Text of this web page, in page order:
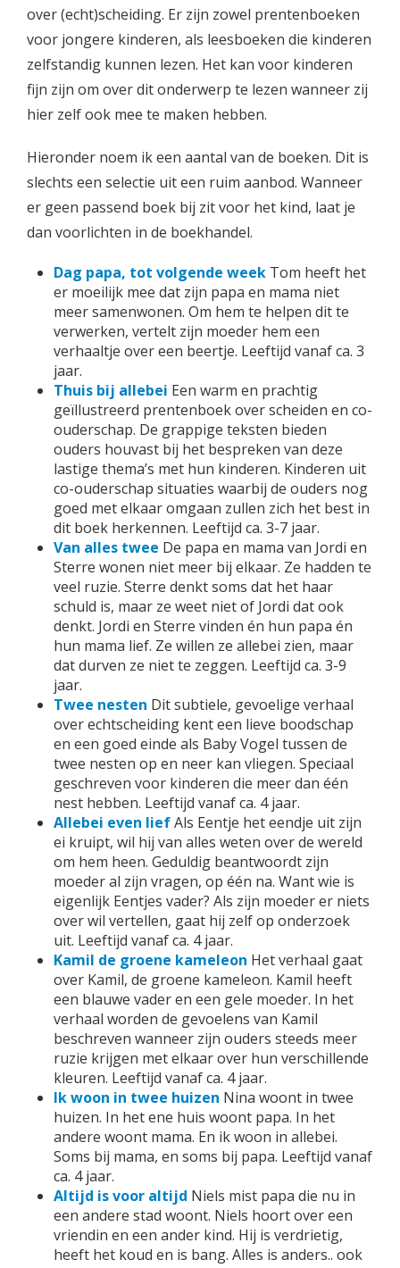
over (echt)scheiding. Er zijn zowel prentenboeken
voor jongere kinderen, als leesboeken die kinderen
zelfstandig kunnen lezen. Het kan voor kinderen
fijn zijn om over dit onderwerp te lezen wanneer zij
hier zelf ook mee te maken hebben.
Hieronder noem ik een aantal van de boeken. Dit is
slechts een selectie uit een ruim aanbod. Wanneer
er geen passend boek bij zit voor het kind, laat je
dan voorlichten in de boekhandel.
Dag papa, tot volgende week Tom heeft het
er moeilijk mee dat zijn papa en mama niet
meer samenwonen. Om hem te helpen dit te
verwerken, vertelt zijn moeder hem een
verhaaltje over een beertje. Leeftijd vanaf ca. 3
jaar.
Thuis bij allebei Een warm en prachtig
geïllustreerd prentenboek over scheiden en co-
ouderschap. De grappige teksten bieden
ouders houvast bij het bespreken van deze
lastige thema’s met hun kinderen. Kinderen uit
co-ouderschap situaties waarbij de ouders nog
goed met elkaar omgaan zullen zich het best in
dit boek herkennen. Leeftijd ca. 3-7 jaar.
Van alles twee De papa en mama van Jordi en
Sterre wonen niet meer bij elkaar. Ze hadden te
veel ruzie. Sterre denkt soms dat het haar
schuld is, maar ze weet niet of Jordi dat ook
denkt. Jordi en Sterre vinden én hun papa én
hun mama lief. Ze willen ze allebei zien, maar
dat durven ze niet te zeggen. Leeftijd ca. 3-9
jaar.
Twee nesten Dit subtiele, gevoelige verhaal
over echtscheiding kent een lieve boodschap
en een goed einde als Baby Vogel tussen de
twee nesten op en neer kan vliegen. Speciaal
geschreven voor kinderen die meer dan één
nest hebben. Leeftijd vanaf ca. 4 jaar.
Allebei even liefAls Eentje het eendje uit zijn
ei kruipt, wil hij van alles weten over de wereld
om hem heen. Geduldig beantwoordt zijn
moeder al zijn vragen, op één na. Want wie is
eigenlijk Eentjes vader? Als zijn moeder er niets
over wil vertellen, gaat hij zelf op onderzoek
uit. Leeftijd vanaf ca. 4 jaar.
Kamil de groene kameleon Het verhaal gaat
over Kamil, de groene kameleon. Kamil heeft
een blauwe vader en een gele moeder. In het
verhaal worden de gevoelens van Kamil
beschreven wanneer zijn ouders steeds meer
ruzie krijgen met elkaar over hun verschillende
kleuren. Leeftijd vanaf ca. 4 jaar.
Ik woon in twee huizen Nina woont in twee
huizen. In het ene huis woont papa. In het
andere woont mama. En ik woon in allebei.
Soms bij mama, en soms bij papa. Leeftijd vanaf
ca. 4 jaar.
Altijd is voor altijd Niels mist papa die nu in
een andere stad woont. Niels hoort over een
vriendin en een ander kind. Hij is verdrietig,
heeft het koud en is bang. Alles is anders.. ook